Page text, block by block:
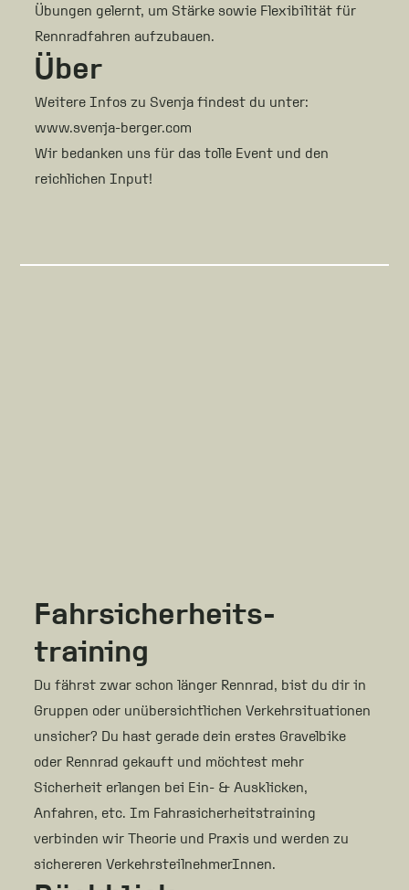
Übungen gelernt, um Stärke sowie Flexibilität für
Rennradfahren aufzubauen.
Über
Weitere Infos zu Svenja findest du unter:
www.svenja-berger.com
Wir bedanken uns für das tolle Event und den
reichlichen Input!
Fahrsicherheits-
training
Du fährst zwar schon länger Rennrad, bist du dir in
Gruppen oder unübersichtlichen Verkehrsituationen
unsicher? Du hast gerade dein erstes Gravelbike
oder Rennrad gekauft und möchtest mehr
Sicherheit erlangen bei Ein- & Ausklicken,
Anfahren, etc. Im Fahrasicherheitstraining
verbinden wir Theorie und Praxis und werden zu
sichereren VerkehrsteilnehmerInnen.